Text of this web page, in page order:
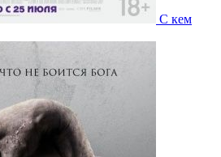
С кем